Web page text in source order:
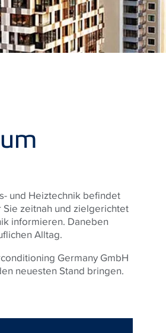
und Heiztechnik befindet
zeitnah und zielgerichtet
informieren. Daneben
Alltag.
Germany GmbH
neuesten Stand bringen.